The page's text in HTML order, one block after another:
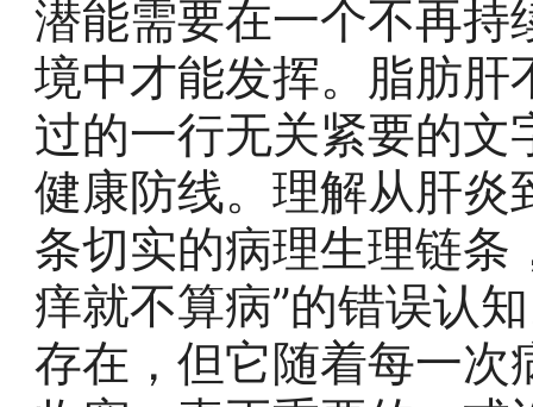
潜能需要在一个不再
境中才能发挥。脂肪
过的一行无关紧要的
健康防线。理解从肝
条切实的病理生理链条
痒就不算病”的错误认
存在，但它随着每一